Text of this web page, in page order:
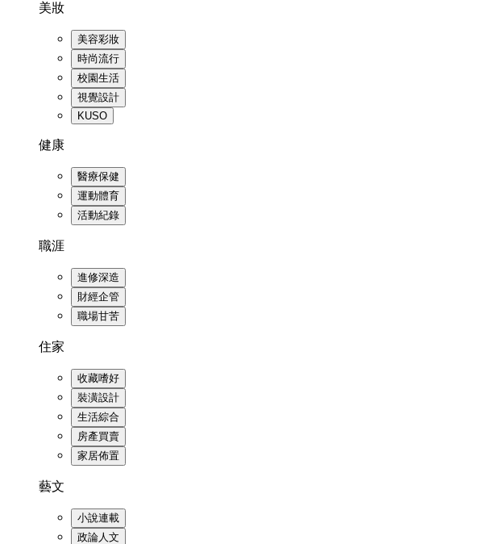
美妝
美容彩妝
時尚流行
校園生活
視覺設計
KUSO
健康
醫療保健
運動體育
活動紀錄
職涯
進修深造
財經企管
職場甘苦
住家
收藏嗜好
裝潢設計
生活綜合
房產買賣
家居佈置
藝文
小說連載
政論人文